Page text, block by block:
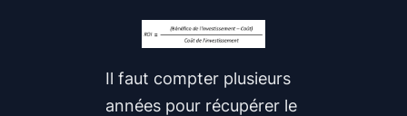
Il faut compter plusieurs
années pour récupérer le